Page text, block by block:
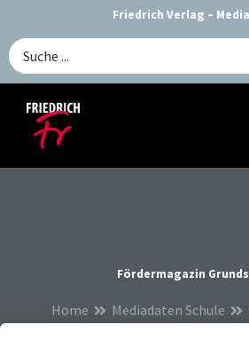
springen
Friedrich Verlag –
Search
...
Fördermagazin
Home Mediadaten Schule